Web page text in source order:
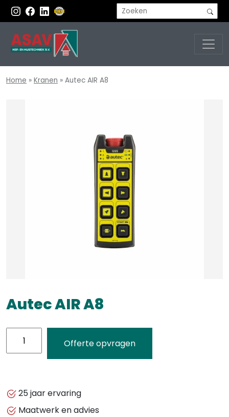
Home » Kranen » Autec AIR A8
Autec AIR A8
Offerte opvragen
25 jaar ervaring
Maatwerk en advies